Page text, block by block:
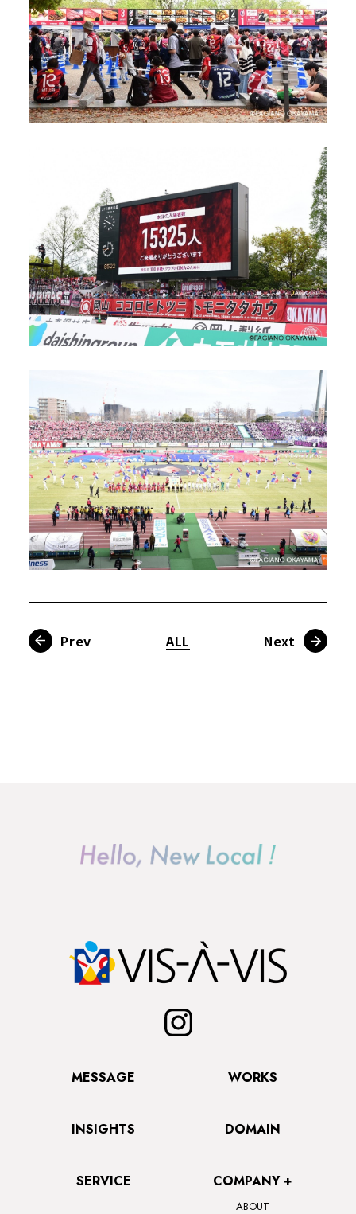
Prev ALL Next
MESSAGE WORKS
INSIGHTS DOMAIN
SERVICE COMPANY +
ABOUT